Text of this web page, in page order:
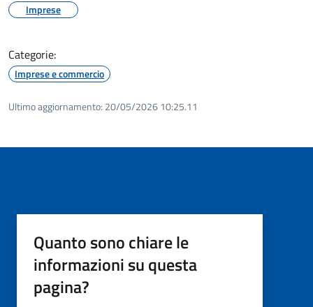
Imprese
Categorie:
Imprese e commercio
Ultimo aggiornamento: 20/05/2026 10:25.11
Quanto sono chiare le
informazioni su questa
pagina?